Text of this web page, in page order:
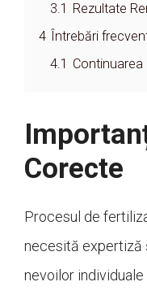
3.1
Rezultate
4
Întrebări
4.1 Continuarea
Corecte
Procesul de
necesită expertiză
nevoilor